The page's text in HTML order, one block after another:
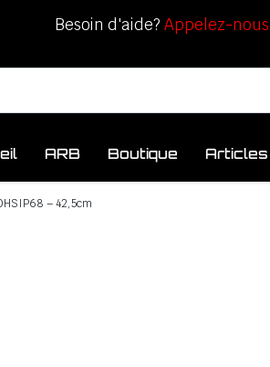
Besoin d'aide?Appelez-nous
ARB Boutique Articles
– 42,5cm